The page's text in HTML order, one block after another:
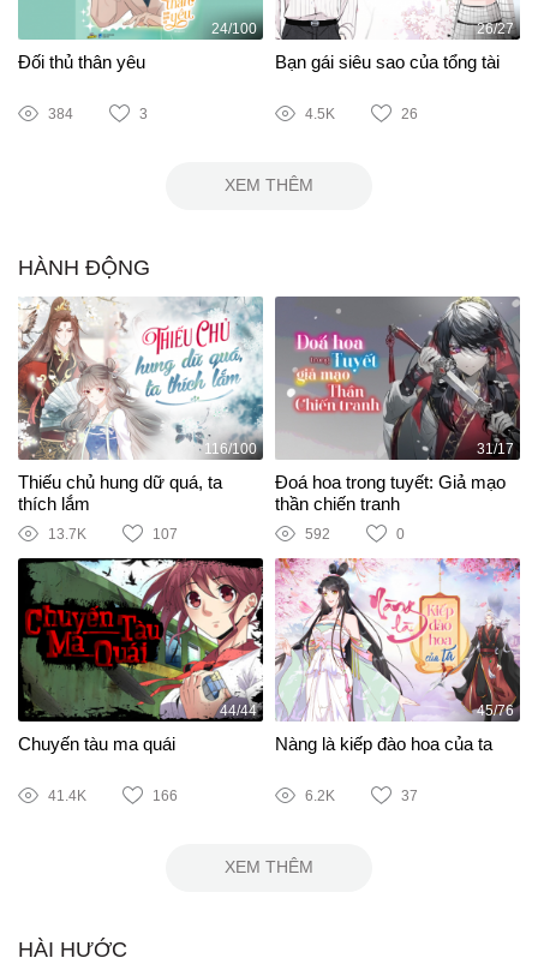
24/100
Đối thủ thân yêu
384 3
26/27
Bạn gái siêu sao của tổng tài
4.5K 26
XEM THÊM
HÀNH ĐỘNG
116/100
Thiếu chủ hung dữ quá, ta
thích lắm
13.7K 107
31/17
Đoá hoa trong tuyết: Giả mạo
thần chiến tranh
592 0
44/44
Chuyến tàu ma quái
41.4K 166
45/76
Nàng là kiếp đào hoa của ta
6.2K 37
XEM THÊM
HÀI HƯỚC